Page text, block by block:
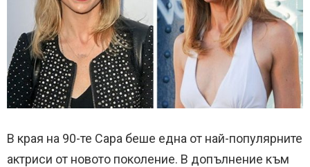
В края на 90-те Сара беше една от най-популярните
актриси от новото поколение. В допълнение към